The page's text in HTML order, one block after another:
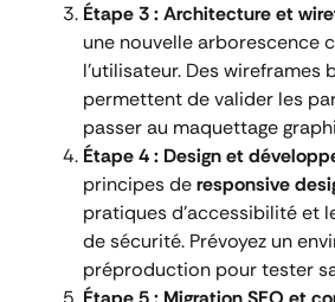
Étape 3 : Architecture et
une nouvelle arborescence
l’utilisateur. Des wireframes
permettent de valider les
passer au maquettage
Étape 4 : Design et
principes deresponsive
pratiques d’accessibilité et
de sécurité. Prévoyez un
préproduction pour tester